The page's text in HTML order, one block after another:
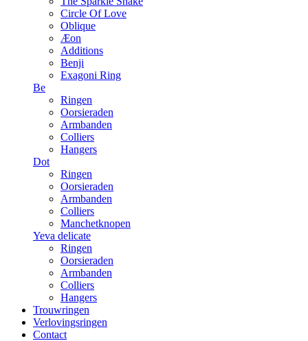
Circle Of Love
Oblique
Æon
Additions
Benji
Exagoni Ring
Be
Ringen
Oorsieraden
Armbanden
Colliers
Hangers
Dot
Ringen
Oorsieraden
Armbanden
Colliers
Manchetknopen
Yeva delicate
Ringen
Oorsieraden
Armbanden
Colliers
Hangers
Trouwringen
Verlovingsringen
Contact